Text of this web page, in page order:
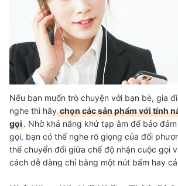
Nếu bạn muốn trò chuyện với bạn bè, gia
nghe thì hãychọn các sản phẩm với tính
gọi. Nhờ khả năng khử tạp âm để bảo
gọi, bạn có thể nghe rõ giọng của đối
thể chuyển đổi giữa chế độ nhận cuộc gọi
cách dễ dàng chỉ bằng một nút bấm hay